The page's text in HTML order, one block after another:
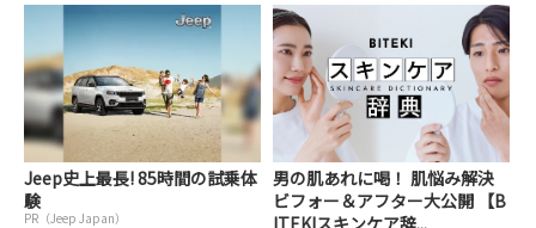
Jeep史上最長! 85時間の試乗体
験
PR（Jeep Japan）
男の肌あれに喝！ 肌悩み解決
ビフォー＆アフター大公開 【B